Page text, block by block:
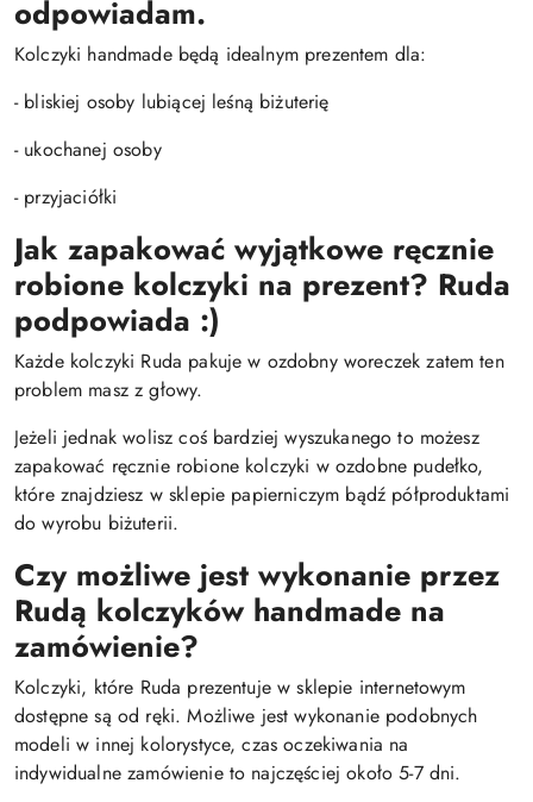
odpowiadam.
Kolczyki handmade będą idealnym prezentem dla:
- bliskiej osoby lubiącej leśną biżuterię
- ukochanej osoby
- przyjaciółki
Jak zapakować wyjątkowe ręcznie
robione kolczyki na prezent? Ruda
podpowiada :)
Każde kolczyki Ruda pakuje w ozdobny woreczek zatem ten
problem masz z głowy.
Jeżeli jednak wolisz coś bardziej wyszukanego to możesz
zapakować ręcznie robione kolczyki w ozdobne pudełko,
które znajdziesz w sklepie papierniczym bądź półproduktami
do wyrobu biżuterii.
Czy możliwe jest wykonanie przez
Rudą kolczyków handmade na
zamówienie?
Kolczyki, które Ruda prezentuje w sklepie internetowym
dostępne są od ręki. Możliwe jest wykonanie podobnych
modeli w innej kolorystyce, czas oczekiwania na
indywidualne zamówienie to najczęściej około 5-7 dni.